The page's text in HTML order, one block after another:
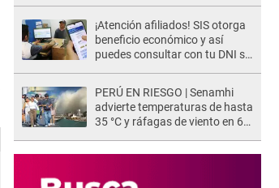
¡Atención afiliados! SIS otorga
beneficio económico y así
puedes consultar con tu DNI si
PERÚ EN RIESGO | Senamhi
advierte temperaturas de hasta
35 °C y ráfagas de viento en 6